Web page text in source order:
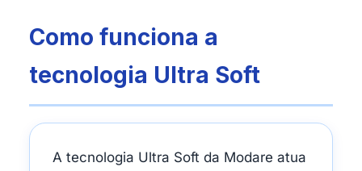
Como funciona a
tecnologia Ultra Soft
A tecnologia Ultra Soft da Modare atua